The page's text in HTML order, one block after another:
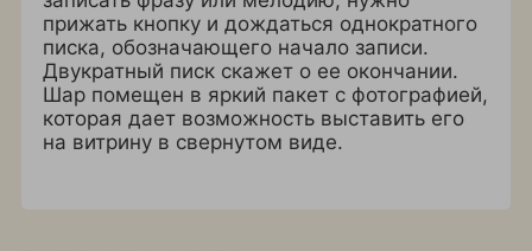
прижать кнопку и дождаться однократного
писка, обозначающего начало записи.
Двукратный писк скажет о ее окончании.
Шар помещен в яркий пакет с фотографией,
которая дает возможность выставить его
на витрину в свернутом виде.